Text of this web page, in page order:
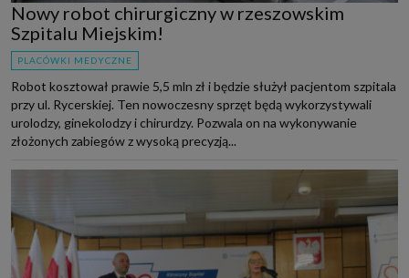
Nowy robot chirurgiczny w rzeszowskim
Szpitalu Miejskim!
PLACÓWKI MEDYCZNE
Robot kosztował prawie 5,5 mln zł i będzie służył pacjentom szpitala
przy ul. Rycerskiej. Ten nowoczesny sprzęt będą wykorzystywali
urolodzy, ginekolodzy i chirurdzy. Pozwala on na wykonywanie
złożonych zabiegów z wysoką precyzją...